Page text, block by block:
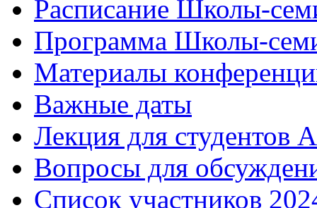
Расписание Школы-
Программа Школы-
Материалы
Важные даты
Лекция для студентов
Вопросы для
Список участников